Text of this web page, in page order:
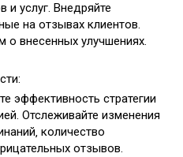
и услуг. Внедряйте
на отзывах клиентов.
о внесенных улучшениях.
эффективность стратегии
Отслеживайте изменения
количество
отзывов.